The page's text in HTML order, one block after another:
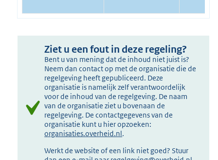
Ziet u een fout in deze regeling?
Bent u van mening dat de inhoud niet juist is?
Neem dan contact op met de organisatie die de
regelgeving heeft gepubliceerd. Deze
organisatie is namelijk zelf verantwoordelijk
voor de inhoud van de regelgeving. De naam
van de organisatie ziet u bovenaan de
regelgeving. De contactgegevens van de
organisatie kunt u hier opzoeken:
organisaties.overheid.nl.
Werkt de website of een link niet goed? Stuur